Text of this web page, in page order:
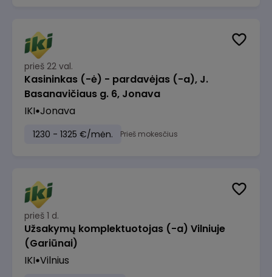
prieš 22 val.
Kasininkas (-ė) - pardavėjas (-a), J.
Basanavičiaus g. 6, Jonava
IKI Jonava
1230 - 1325 €/mėn. Prieš mokesčius
prieš 1 d.
Užsakymų komplektuotojas (-a) Vilniuje
(Gariūnai)
IKI Vilnius